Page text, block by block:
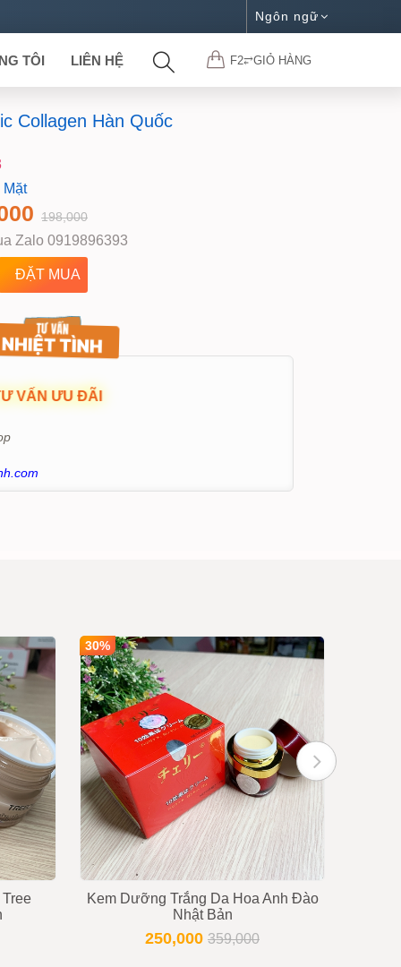
Ngôn ngữ
F2⥂GIỎ HÀNG
TÔI LIÊN HỆ
Collagen Hàn Quốc
198,000
Zalo 0919896393
VẤN ƯU ĐÃI
30%
Kem Dưỡng Trắng Da Hoa Anh Đào
Nhật Bản
250,000 359,000